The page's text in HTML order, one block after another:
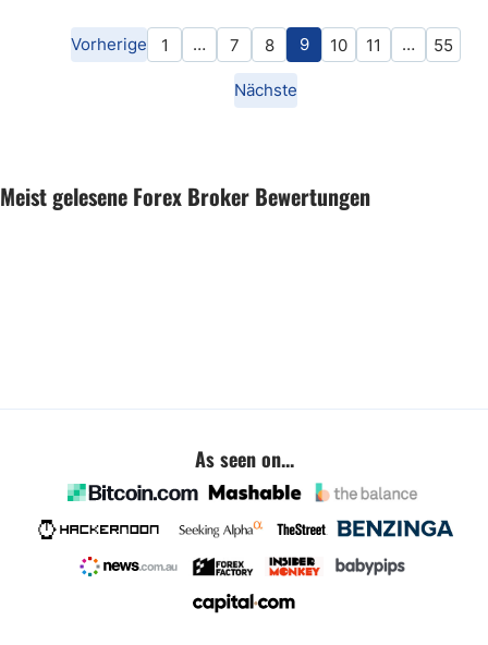
Vorherige 1 … 7 8 9 10 11 … 55
Nächste
Meist gelesene Forex Broker Bewertungen
As seen on...